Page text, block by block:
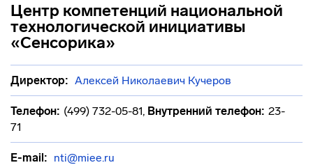
Центр компетенций национальной
технологической инициативы
«Сенсорика»
Директор: Алексей Николаевич Кучеров
Телефон: (499) 732-05-81, Внутренний телефон: 23-
71
E-mail: nti@miee.ru